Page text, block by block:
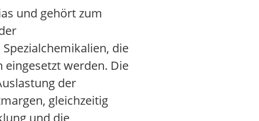
und gehört zum
die
werden. Die
der
gleichzeitig